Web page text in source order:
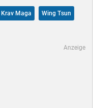
Krav Maga Wing Tsun
Anzeige